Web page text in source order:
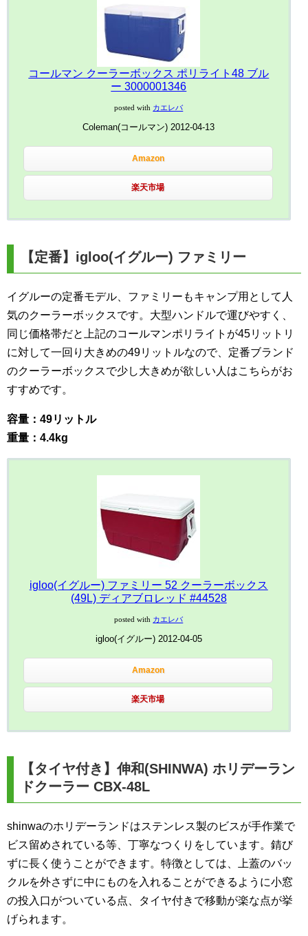
コールマン クーラーボックス ポリライト48 ブル
ー 3000001346
posted with カエレバ
Coleman(コールマン) 2012-04-13
Amazon
楽天市場
【定番】igloo(イグルー) ファミリー
イグルーの定番モデル、ファミリーもキャンプ用として人
気のクーラーボックスです。大型ハンドルで運びやすく、
同じ価格帯だと上記のコールマンポリライトが45リットリ
に対して一回り大きめの49リットルなので、定番ブランド
のクーラーボックスで少し大きめが欲しい人はこちらがお
すすめです。
容量：49リットル
重量：4.4kg
igloo(イグルー) ファミリー 52 クーラーボックス
(49L) ディアブロレッド #44528
posted with カエレバ
igloo(イグルー) 2012-04-05
Amazon
楽天市場
【タイヤ付き】伸和(SHINWA) ホリデーラン
ドクーラー CBX-48L
shinwaのホリデーランドはステンレス製のビスが手作業で
ビス留めされている等、丁寧なつくりをしています。錆び
ずに長く使うことができます。特徴としては、上蓋のバッ
クルを外さずに中にものを入れることができるように小窓
の投入口がついている点、タイヤ付きで移動が楽な点が挙
げられます。